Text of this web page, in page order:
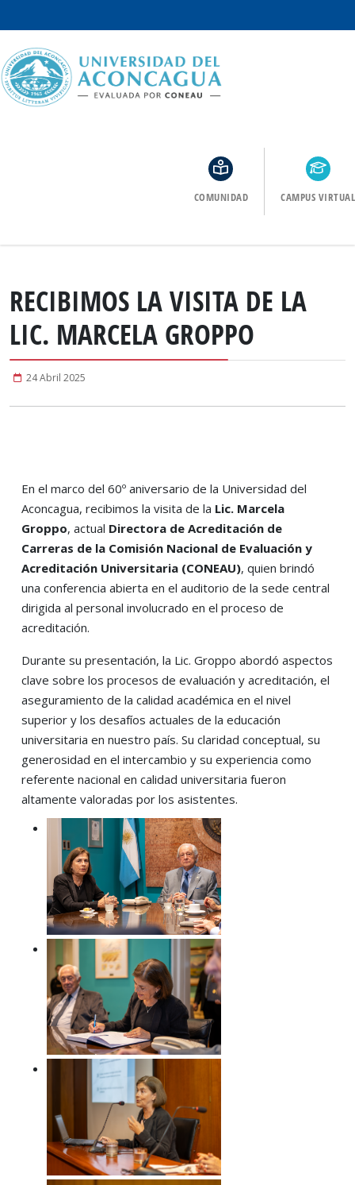
COMUNIDAD CAMPUS VIRTUAL
RECIBIMOS LA VISITA DE LA
LIC. MARCELA GROPPO
24 Abril 2025
En el marco del 60º aniversario de la Universidad del
Aconcagua, recibimos la visita de la Lic. Marcela
Groppo, actual Directora de Acreditación de
Carreras de la Comisión Nacional de Evaluación y
Acreditación Universitaria (CONEAU), quien brindó
una conferencia abierta en el auditorio de la sede central
dirigida al personal involucrado en el proceso de
acreditación.
Durante su presentación, la Lic. Groppo abordó aspectos
clave sobre los procesos de evaluación y acreditación, el
aseguramiento de la calidad académica en el nivel
superior y los desafíos actuales de la educación
universitaria en nuestro país. Su claridad conceptual, su
generosidad en el intercambio y su experiencia como
referente nacional en calidad universitaria fueron
altamente valoradas por los asistentes.